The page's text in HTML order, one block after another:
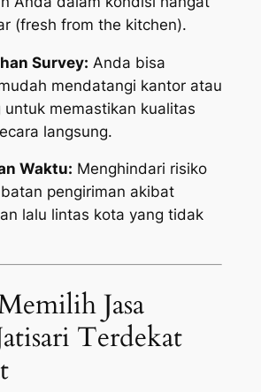
(fresh from the kitchen).
Survey: Anda bisa
mendatangi kantor atau
untuk memastikan kualitas
langsung.
Waktu: Menghindari risiko
pengiriman akibat
lalu lintas kota yang tidak
Jasa
Terdekat